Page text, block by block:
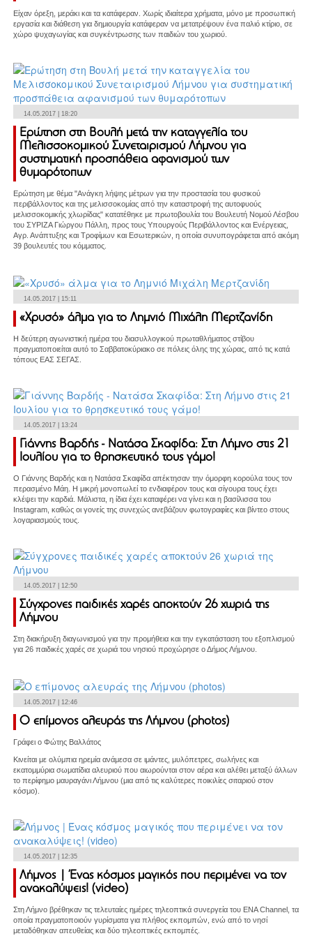
Είχαν όρεξη, μεράκι και τα κατάφεραν. Χωρίς ιδιαίτερα χρήματα, μόνο με προσωπική
εργασία και διάθεση για δημιουργία κατάφεραν να μετατρέψουν ένα παλιό κτίριο, σε
χώρο ψυχαγωγίας και συγκέντρωσης των παιδιών του χωριού.
14.05.2017 | 18:20
Ερώτηση στη Βουλή μετά την καταγγελία του
Μελισσοκομικού Συνεταιρισμού Λήμνου για
συστηματική προσπάθεια αφανισμού των
θυμαρότοπων
Ερώτηση με θέμα "Ανάγκη λήψης μέτρων για την προστασία του φυσικού
περιβάλλοντος και της μελισσοκομίας από την καταστροφή της αυτοφυούς
μελισσοκομικής χλωρίδας" κατατέθηκε με πρωτοβουλία του Βουλευτή Νομού Λέσβου
του ΣΥΡΙΖΑ Γιώργου Πάλλη, προς τους Υπουργούς Περιβάλλοντος και Ενέργειας,
Αγρ. Ανάπτυξης και Τροφίμων και Εσωτερικών, η οποία συνυπογράφεται από ακόμη
39 βουλευτές του κόμματος.
14.05.2017 | 15:11
«Χρυσό» άλμα για το Λημνιό Μιχάλη Μερτζανίδη
Η δεύτερη αγωνιστική ημέρα του διασυλλογικού πρωταθλήματος στίβου
πραγματοποιείται αυτό το Σαββατοκύριακο σε πόλεις όλης της χώρας, από τις κατά
τόπους ΕΑΣ ΣΕΓΑΣ.
14.05.2017 | 13:24
Γιάννης Βαρδής - Νατάσα Σκαφίδα: Στη Λήμνο στις 21
Ιουλίου για το θρησκευτικό τους γάμο!
Ο Γιάννης Βαρδής και η Νατάσα Σκαφίδα απέκτησαν την όμορφη κορούλα τους τον
περασμένο Μάη. Η μικρή μονοπωλεί το ενδιαφέρον τους και σίγουρα τους έχει
κλέψει την καρδιά. Μάλιστα, η ίδια έχει καταφέρει να γίνει και η βασίλισσα του
Instagram, καθώς οι γονείς της συνεχώς ανεβάζουν φωτογραφίες και βίντεο στους
λογαριασμούς τους.
14.05.2017 | 12:50
Σύγχρονες παιδικές χαρές αποκτούν 26 χωριά της
Λήμνου
Στη διακήρυξη διαγωνισμού για την προμήθεια και την εγκατάσταση του εξοπλισμού
για 26 παιδικές χαρές σε χωριά του νησιού προχώρησε ο Δήμος Λήμνου.
14.05.2017 | 12:46
Ο επίμονος αλευράς της Λήμνου (photos)
Γράφει ο Φώτης Βαλλάτος
Κινείται με ολύμπια ηρεμία ανάμεσα σε ιμάντες, μυλόπετρες, σωλήνες και
εκατομμύρια σωματίδια αλευριού που αιωρούνται στον αέρα και αλέθει μεταξύ άλλων
το περίφημο μαυραγάνι Λήμνου (μια από τις καλύτερες ποικιλίες σιταριού στον
κόσμο).
14.05.2017 | 12:35
Λήμνος | Ένας κόσμος μαγικός που περιμένει να τον
ανακαλύψεις! (video)
Στη Λήμνο βρέθηκαν τις τελευταίες ημέρες τηλεοπτικά συνεργεία του ENA Channel, τα
οποία πραγματοποιούν γυρίσματα για πλήθος εκπομπών, ενώ από το νησί
μεταδόθηκαν απευθείας και δύο τηλεοπτικές εκπομπές.